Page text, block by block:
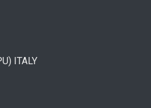
ITALY